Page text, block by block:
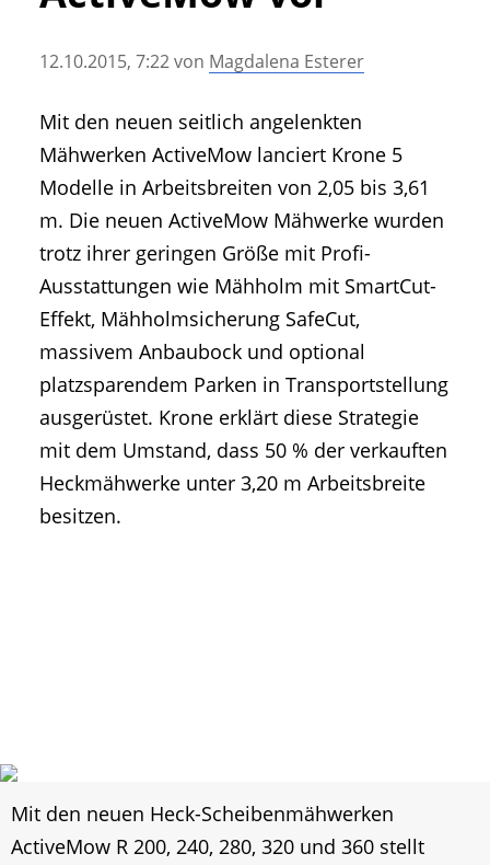
• Messen und Veranstaltungen
• Agritechnica Neuheiten Archiv
• Artikel nach Hersteller/Marke
12.10.2015, 7:22von Magdalena Esterer
Mit den neuen seitlich angelenkten
Mähwerken ActiveMow lanciert Krone 5
Modelle in Arbeitsbreiten von 2,05 bis 3,61
m. Die neuen ActiveMow Mähwerke wurden
trotz ihrer geringen Größe mit Profi-
Ausstattungen wie Mähholm mit SmartCut-
Effekt, Mähholmsicherung SafeCut,
massivem Anbaubock und optional
platzsparendem Parken in Transportstellung
ausgerüstet. Krone erklärt diese Strategie
mit dem Umstand, dass 50 % der verkauften
Heckmähwerke unter 3,20 m Arbeitsbreite
besitzen.
Mit den neuen Heck-Scheibenmähwerken
ActiveMow R 200, 240, 280, 320 und 360 stellt